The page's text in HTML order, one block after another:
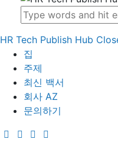
HR Tech Publish Hub
집
주제
최신 백서
회사 AZ
문의하기